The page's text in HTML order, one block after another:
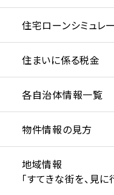
住宅ローンシミュレ
住まいに係る税金
各自治体情報一覧
物件情報の見方
地域情報
「すてきな街を、見に